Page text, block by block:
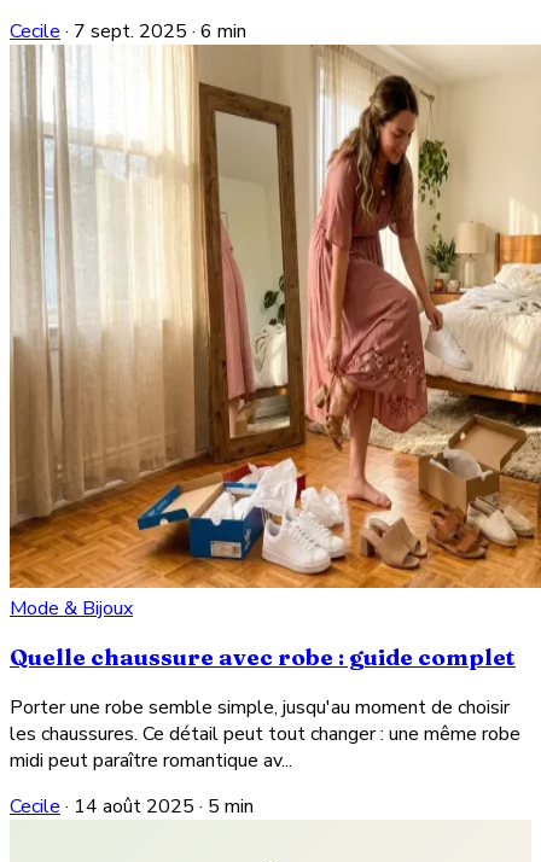
Cecile · 7 sept. 2025 · 6 min
Mode & Bijoux
Quelle chaussure avec robe : guide complet
Porter une robe semble simple, jusqu'au moment de choisir
les chaussures. Ce détail peut tout changer : une même robe
midi peut paraître romantique av...
Cecile · 14 août 2025 · 5 min